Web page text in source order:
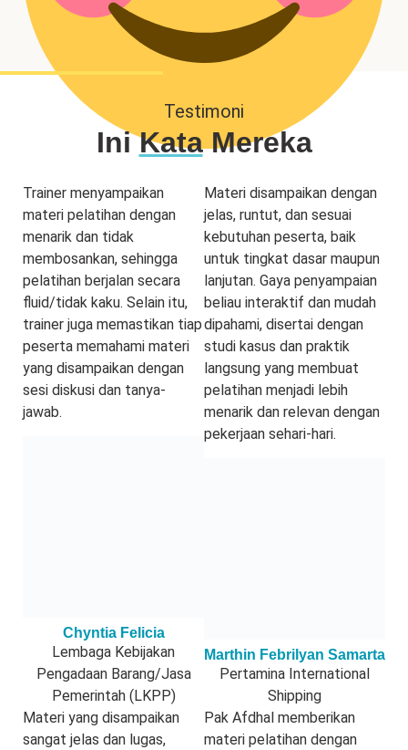
Testimoni
IniKataMereka
Trainer menyampaikan
materi pelatihan dengan
menarik dan tidak
membosankan, sehingga
pelatihan berjalan secara
fluid/tidak kaku. Selain itu,
trainer juga memastikan tiap
peserta memahami materi
yang disampaikan dengan
sesi diskusi dan tanya-
jawab.
Chyntia Felicia
Lembaga Kebijakan
Pengadaan Barang/Jasa
Pemerintah (LKPP)
Materi disampaikan dengan
jelas, runtut, dan sesuai
kebutuhan peserta, baik
untuk tingkat dasar maupun
lanjutan. Gaya penyampaian
beliau interaktif dan mudah
dipahami, disertai dengan
studi kasus dan praktik
langsung yang membuat
pelatihan menjadi lebih
menarik dan relevan dengan
pekerjaan sehari-hari.
Marthin Febrilyan Samarta
Pertamina International
Shipping
Materi yang disampaikan
sangat jelas dan lugas,
Pak Afdhal memberikan
materi pelatihan dengan